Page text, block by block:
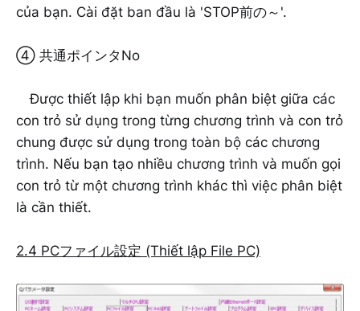
của bạn. Cài đặt ban đầu là 'STOP前の～'.
④ 共通ポインタNo
Được thiết lập khi bạn muốn phân biệt giữa các
con trỏ sử dụng trong từng chương trình và con trỏ
chung được sử dụng trong toàn bộ các chương
trình. Nếu bạn tạo nhiều chương trình và muốn gọi
con trỏ từ một chương trình khác thì việc phân biệt
là cần thiết.
2.4 PCファイル設定 (Thiết lập File PC)